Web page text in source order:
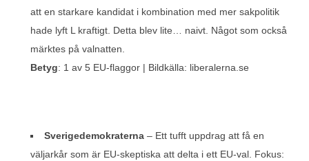
att en starkare kandidat i kombination med mer sakpolitik
hade lyft L kraftigt. Detta blev lite… naivt. Något som också
märktes på valnatten.
Betyg: 1 av 5 EU-flaggor | Bildkälla: liberalerna.se
Sverigedemokraterna – Ett tufft uppdrag att få en
väljarkår som är EU-skeptiska att delta i ett EU-val. Fokus: